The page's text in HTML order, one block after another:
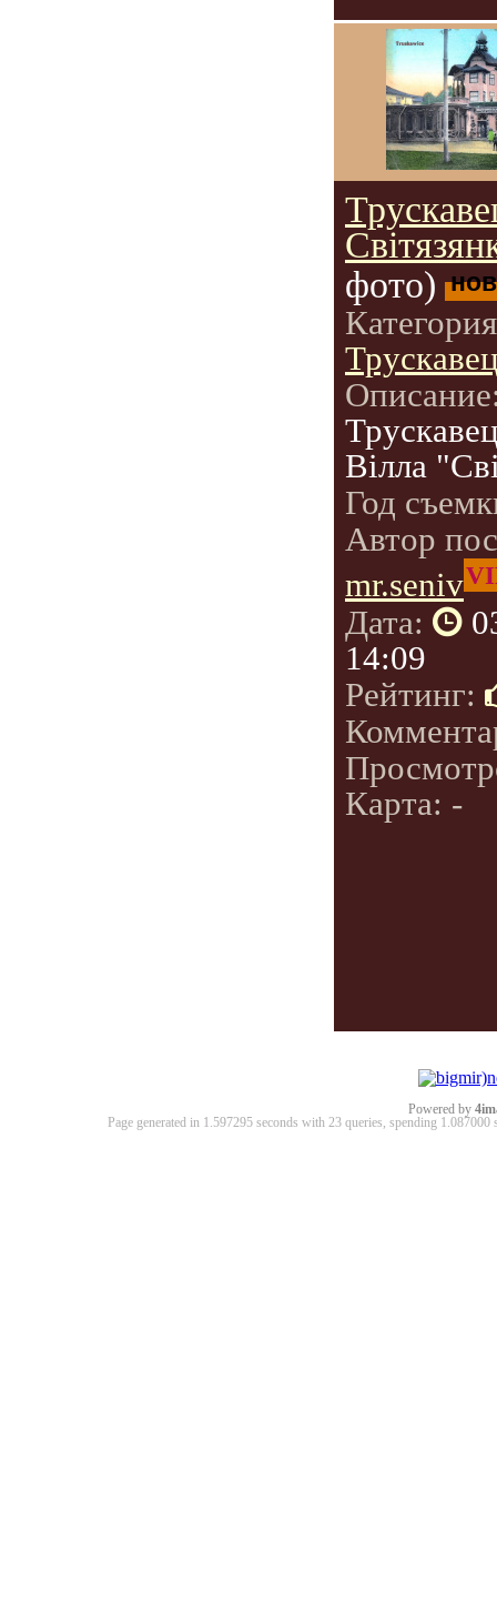
фото)
Вілла
Год
Автор
mr.seniv
Дата:
14:09
Рейтинг:
Карта: -
Powered by
Page generated in 1.597295 seconds with 23 queries, spending